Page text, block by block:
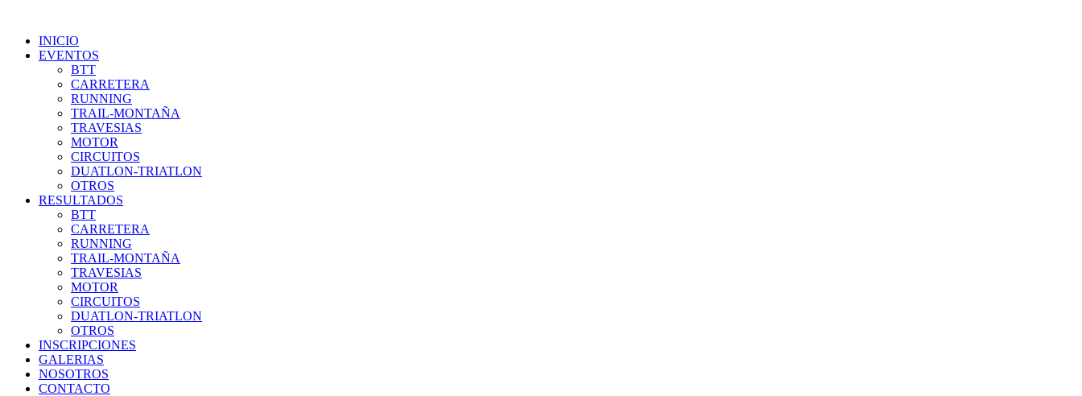
INICIO
EVENTOS
BTT
CARRETERA
RUNNING
TRAIL-MONTAÑA
TRAVESIAS
MOTOR
CIRCUITOS
DUATLON-TRIATLON
OTROS
RESULTADOS
BTT
CARRETERA
RUNNING
TRAIL-MONTAÑA
TRAVESIAS
MOTOR
CIRCUITOS
DUATLON-TRIATLON
OTROS
INSCRIPCIONES
GALERIAS
NOSOTROS
CONTACTO